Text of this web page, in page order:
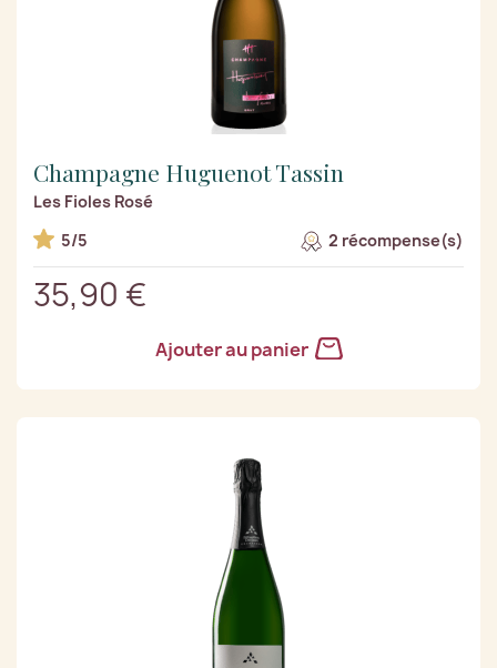
Champagne Huguenot Tassin
Les Fioles Rosé
5/5
2 récompense(s)
35,90 €
Ajouter au panier